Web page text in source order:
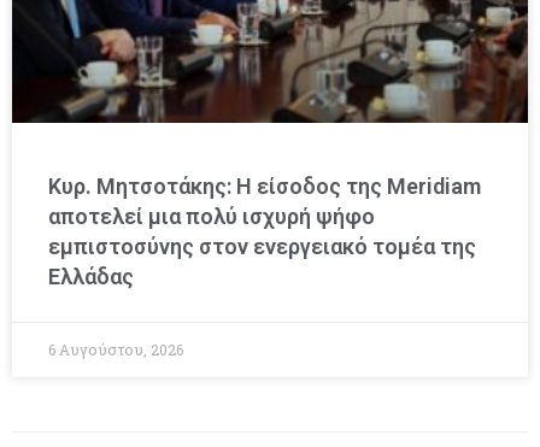
Κυρ. Μητσοτάκης: Η είσοδος της Meridiam
αποτελεί μια πολύ ισχυρή ψήφο
εμπιστοσύνης στον ενεργειακό τομέα της
Ελλάδας
6 Αυγούστου, 2026